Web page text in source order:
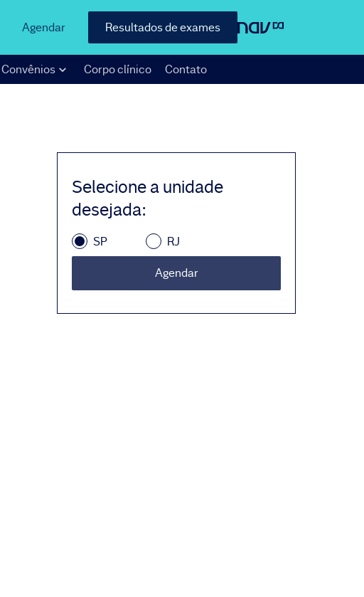
Agendar Resultados de exames
Convênios Corpo clínico Contato
Selecione a unidade
desejada:
SP RJ
Agendar